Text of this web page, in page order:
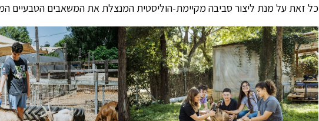
כל זאת על מנת ליצור סביבה מקיימת-הוליסטית המנצלת את המשאבים הטבעיים